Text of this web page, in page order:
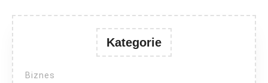
Kategorie
Biznes